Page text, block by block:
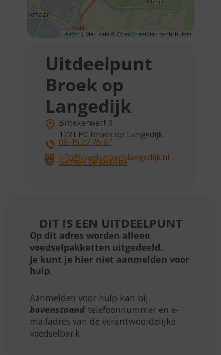
Leaflet | Map data © OpenStreetMap contributors
Uitdeelpunt
Broek op
Langedijk
Broekerwerf 3
1721 PC Broek op Langedijk
06-15 27 45 67
info@voedselbanklangedijk.nl
Bezoek de website
DIT IS EEN UITDEELPUNT
Op dit adres worden alleen
voedselpakketten uitgedeeld.
Je kunt je hier niet aanmelden voor
hulp.
Aanmelden voor hulp kan bij
bovenstaand telefoonnummer en e-
mailadres van de verantwoordelijke
voedselbank.